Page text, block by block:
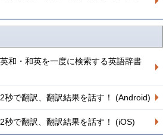
和・和英を一度に検索する英語辞書
秒で翻訳、翻訳結果を話す！ (Android)
秒で翻訳、翻訳結果を話す！ (iOS)